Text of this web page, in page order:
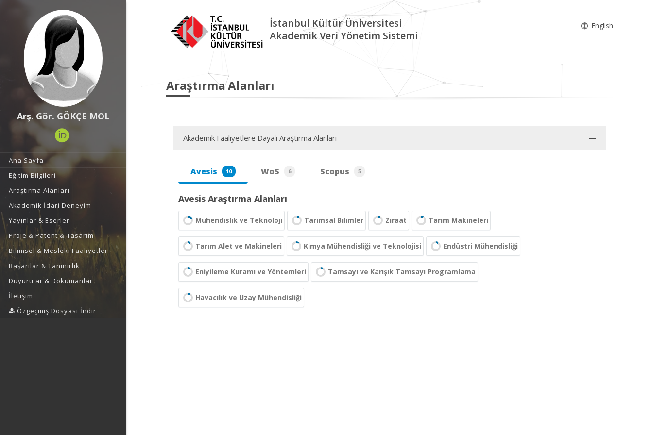
Arş. Gör. GÖKÇE MOL
Ana Sayfa
Eğitim Bilgileri
Araştırma Alanları
Akademik İdari Deneyim
Yayınlar & Eserler
Proje & Patent & Tasarım
Bilimsel & Mesleki Faaliyetler
Başarılar & Tanınırlık
Duyurular & Dokümanlar
İletişim
Özgeçmiş Dosyası İndir
İstanbul Kültür Üniversitesi
Akademik Veri Yönetim Sistemi
English
Araştırma Alanları
Akademik Faaliyetlere Dayalı Araştırma Alanları
Avesis 10 WoS 6 Scopus 5
Avesis Araştırma Alanları
Mühendislik ve Teknoloji Tarımsal Bilimler Ziraat Tarım Makineleri
Tarım Alet ve Makineleri Kimya Mühendisliği ve Teknolojisi Endüstri Mühendisliği
Eniyileme Kuramı ve Yöntemleri Tamsayı ve Karışık Tamsayı Programlama
Havacılık ve Uzay Mühendisliği